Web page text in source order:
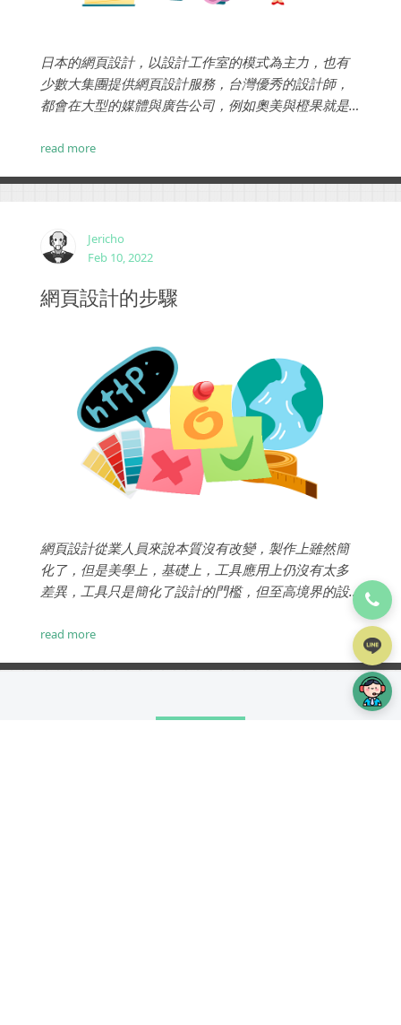
日本的網頁設計，以設計工作室的模式為主力，也有
少數大集團提供網頁設計服務，台灣優秀的設計師，
都會在大型的媒體與廣告公司，例如奧美與橙果就是
設計部門。...
read more
Jericho
Feb 10, 2022
網頁設計的步驟
網頁設計從業人員來說本質沒有改變，製作上雖然簡
化了，但是美學上，基礎上，工具應用上仍沒有太多
差異，工具只是簡化了設計的門檻，但至高境界的設
的製作步驟。...
read more